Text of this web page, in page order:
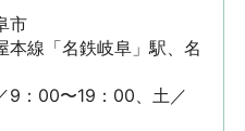
市
本線「名鉄岐阜」駅、名
9：00〜19：00、土／